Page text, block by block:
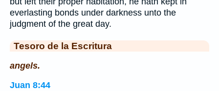
everlasting bonds under darkness unto the
judgment of the great day.
Tesoro de la Escritura
angels.
Juan 8:44